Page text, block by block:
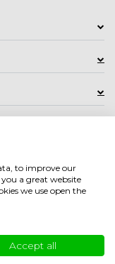
to improve our
a great website
we use open the
Accept all